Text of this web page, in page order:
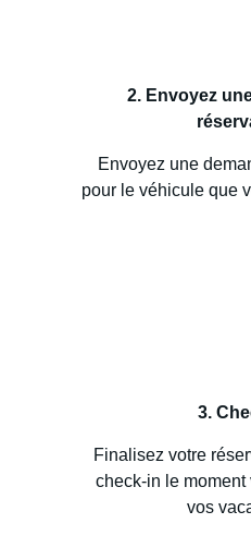
2. Envoyez
Envoyez une
pour le véhicule que
3.
Finalisez votre
check-in le
vos